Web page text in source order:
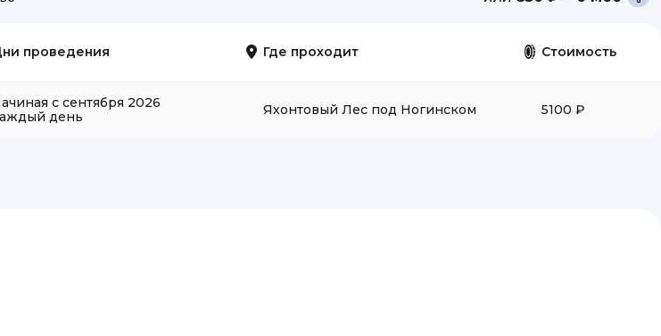
проведения Где проходит Стоимость
с сентября 2026
день
Яхонтовый Лес под Ногинском 5100 ₽